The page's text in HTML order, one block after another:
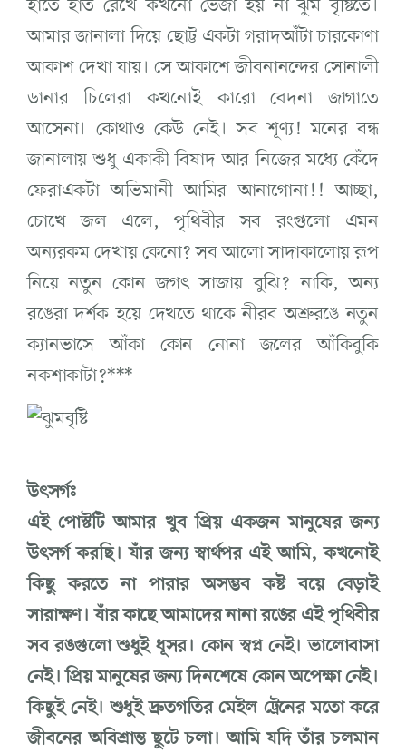
হাতে হাত রেখে কখনো ভেজা হয় না ঝুম বৃষ্টিতে।
আমার জানালা দিয়ে ছোট্ট একটা গরাদআঁটা চারকোণা
আকাশ দেখা যায়। সে আকাশে জীবনানন্দের সোনালী
ডানার চিলেরা কখনোই কারো বেদনা জাগাতে
আসেনা। কোথাও কেউ নেই। সব শূণ্য! মনের বন্ধ
জানালায় শুধু একাকী বিষাদ আর নিজের মধ্যে কেঁদে
ফেরাএকটা অভিমানী আমির আনাগোনা!! আচ্ছা,
চোখে জল এলে, পৃথিবীর সব রংগুলো এমন
অন্যরকম দেখায় কেনো? সব আলো সাদাকালোয় রূপ
নিয়ে নতুন কোন জগৎ সাজায় বুঝি? নাকি, অন্য
রঙেরা দর্শক হয়ে দেখতে থাকে নীরব অশ্রুরঙে নতুন
ক্যানভাসে আঁকা কোন নোনা জলের আঁকিবুকি
নকশাকাটা?***
উৎসর্গঃ
এই পোস্টটি আমার খুব প্রিয় একজন মানুষের জন্য
উৎসর্গ করছি। যাঁর জন্য স্বার্থপর এই আমি, কখনোই
কিছু করতে না পারার অসম্ভব কষ্ট বয়ে বেড়াই
সারাক্ষণ। যাঁর কাছে আমাদের নানা রঙের এই পৃথিবীর
সব রঙগুলো শুধুই ধূসর। কোন স্বপ্ন নেই। ভালোবাসা
নেই। প্রিয় মানুষের জন্য দিনশেষে কোন অপেক্ষা নেই।
কিছুই নেই। শুধুই দ্রুতগতির মেইল ট্রেনের মতো করে
জীবনের অবিশ্রান্ত ছুটে চলা। আমি যদি তাঁর চলমান